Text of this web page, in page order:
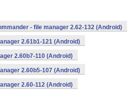
- file manager 2.62-132 (Android)
2.61b1-121 (Android)
2.60b7-110 (Android)
2.60b5-107 (Android)
2.60-112 (Android)